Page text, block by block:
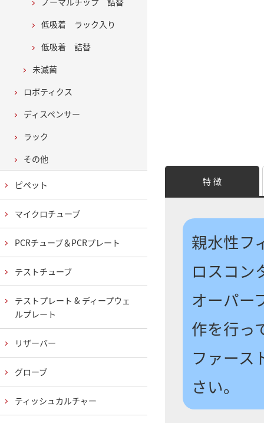
特 徴
親水性フ
ロスコン
オーパー
作を行っ
ファース
さい。
低吸着 ラック入り
低吸着 詰替
未滅菌
ロボティクス
ディスペンサー
ラック
その他
ピペット
マイクロチューブ
PCRチューブ＆PCRプレート
テストチューブ
テストプレート & ディープウェ
ルプレート
リザーバー
グローブ
ティッシュカルチャー